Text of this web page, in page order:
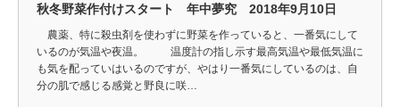
秋冬野菜作付けスタート 年中夢究 2018年9月10日
農薬、特に殺虫剤を使わずに野菜を作っていると、一番気にして
いるのが気温や夜温。 温度計の指し示す最高気温や最低気温に
も気を配っていはいるのですが、やはり一番気にしているのは、自
分の肌で感じる感覚と野良に咲…